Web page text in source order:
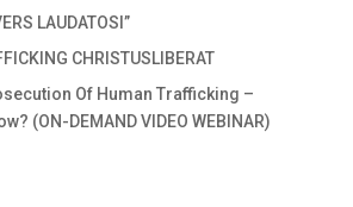
LAUDATOSI”
CHRISTUSLIBERAT
Of Human Trafficking –
(ON-DEMAND VIDEO WEBINAR)